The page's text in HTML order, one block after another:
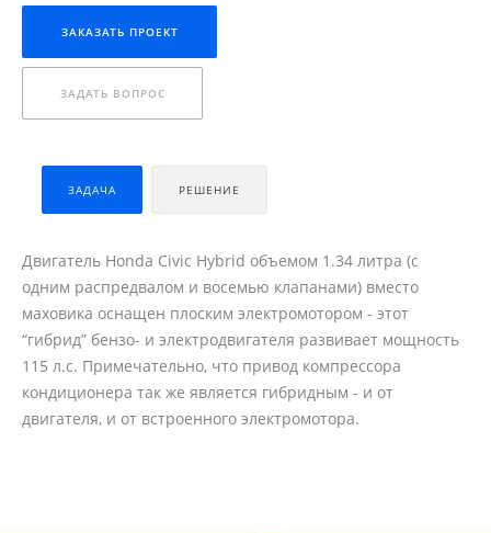
ЗАКАЗАТЬ ПРОЕКТ
ЗАДАТЬ ВОПРОС
ЗАДАЧА РЕШЕНИЕ
Двигатель Honda Civic Hybrid объемом 1.34 литра (с
одним распредвалом и восемью клапанами) вместо
маховика оснащен плоским электромотором - этот
“гибрид” бензо- и электродвигателя развивает мощность
115 л.с. Примечательно, что привод компрессора
кондиционера так же является гибридным - и от
двигателя, и от встроенного электромотора.